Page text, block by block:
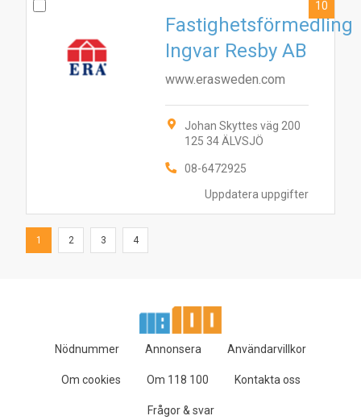
Uppdatera uppgifter
Fastighetsförmedling
Ingvar Resby AB
www.erasweden.com
Johan Skyttes väg 200
125 34 ÄLVSJÖ
08-6472925
10
1 2 3 4
Nödnummer Annonsera Användarvillkor
Om cookies Om 118 100 Kontakta oss
Frågor & svar